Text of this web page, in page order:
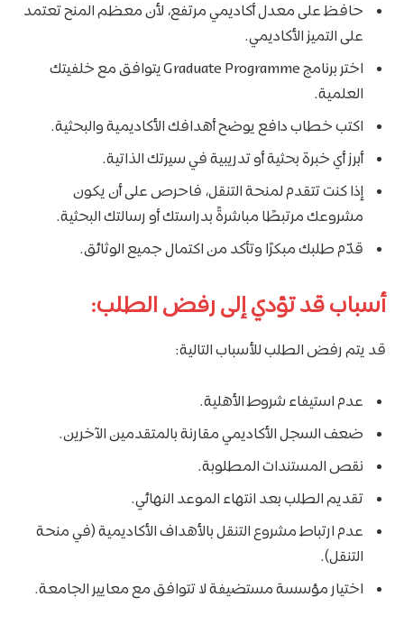
حافظ على معدل أكاديمي مرتفع، لأن معظم المنح تعتمد
على التميز الأكاديمي.
اختر برنامج Graduate Programme يتوافق مع خلفيتك
العلمية.
اكتب خطاب دافع يوضح أهدافك الأكاديمية والبحثية.
أبرز أي خبرة بحثية أو تدريبية في سيرتك الذاتية.
إذا كنت تتقدم لمنحة التنقل، فاحرص على أن يكون
مشروعك مرتبطًا مباشرةً بدراستك أو رسالتك البحثية.
قدّم طلبك مبكرًا وتأكد من اكتمال جميع الوثائق.
أسباب قد تؤدي إلى رفض الطلب:
قد يتم رفض الطلب للأسباب التالية:
عدم استيفاء شروط الأهلية.
ضعف السجل الأكاديمي مقارنة بالمتقدمين الآخرين.
نقص المستندات المطلوبة.
تقديم الطلب بعد انتهاء الموعد النهائي.
عدم ارتباط مشروع التنقل بالأهداف الأكاديمية (في منحة
التنقل).
اختيار مؤسسة مستضيفة لا تتوافق مع معايير الجامعة.